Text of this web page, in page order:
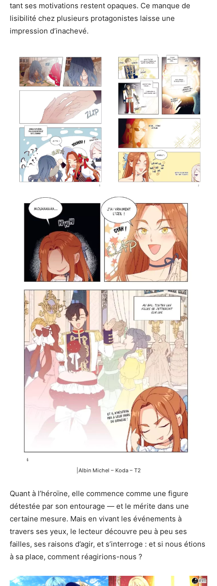
tant ses motivations restent opaques. Ce manque de
lisibilité chez plusieurs protagonistes laisse une
impression d’inachevé.
|Albin Michel – Koda – T2
Quant à l’héroïne, elle commence comme une figure
détestée par son entourage — et le mérite dans une
certaine mesure. Mais en vivant les événements à
travers ses yeux, le lecteur découvre peu à peu ses
failles, ses raisons d’agir, et s’interroge : et si nous étions
à sa place, comment réagirions-nous ?